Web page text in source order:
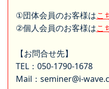
①団体会員のお客様はこ
②個人会員のお客様はこ
【お問合せ先】
TEL：050-1790-1678
Mail：seminer@i-